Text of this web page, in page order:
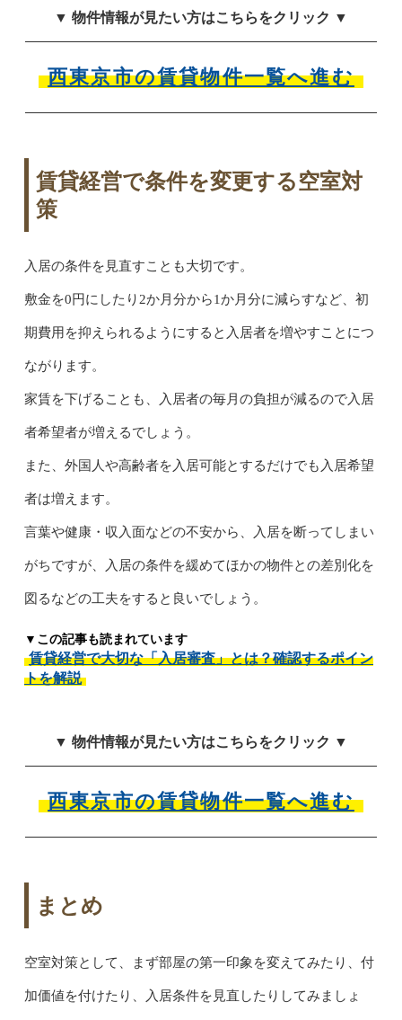
▼ 物件情報が見たい方はこちらをクリック ▼
西東京市の賃貸物件一覧へ進む
賃貸経営で条件を変更する空室対
策
入居の条件を見直すことも大切です。
敷金を0円にしたり2か月分から1か月分に減らすなど、初
期費用を抑えられるようにすると入居者を増やすことにつ
ながります。
家賃を下げることも、入居者の毎月の負担が減るので入居
者希望者が増えるでしょう。
また、外国人や高齢者を入居可能とするだけでも入居希望
者は増えます。
言葉や健康・収入面などの不安から、入居を断ってしまい
がちですが、入居の条件を緩めてほかの物件との差別化を
図るなどの工夫をすると良いでしょう。
▼この記事も読まれています
賃貸経営で大切な「入居審査」とは？確認するポイン
トを解説
▼ 物件情報が見たい方はこちらをクリック ▼
西東京市の賃貸物件一覧へ進む
まとめ
空室対策として、まず部屋の第一印象を変えてみたり、付
加価値を付けたり、入居条件を見直したりしてみましょ